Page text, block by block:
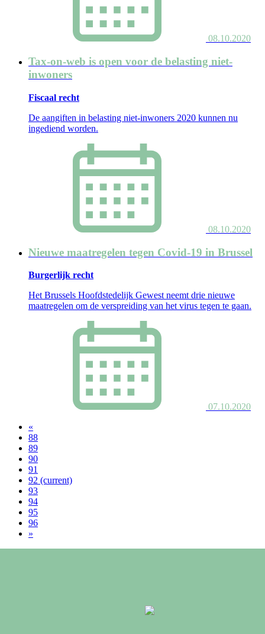
08.10.2020
Tax-on-web is open voor de belasting niet-
inwoners
Fiscaal recht
De aangiften in belasting niet-inwoners 2020 kunnen nu
ingediend worden.
08.10.2020
Nieuwe maatregelen tegen Covid-19 in Brussel
Burgerlijk recht
Het Brussels Hoofdstedelijk Gewest neemt drie nieuwe
maatregelen om de verspreiding van het virus tegen te gaan.
07.10.2020
«
88
89
90
91
92 (current)
93
94
95
96
»